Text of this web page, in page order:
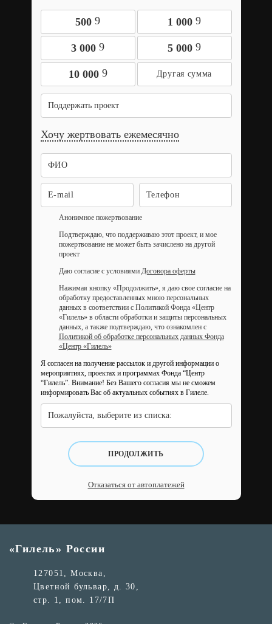
500 9 1 000 9
3 000 9 5 000 9
10 000 9
Поддержать проект
Хочу жертвовать ежемесячно
Анонимное пожертвование
Подтверждаю, что поддерживаю этот проект, и мое
пожертвование не может быть зачислено на другой
проект
Даю согласие с условиями Договора оферты
Нажимая кнопку «Продолжить», я даю свое согласие на
обработку предоставленных мною персональных
данных в соответствии с Политикой Фонда «Центр
«Гилель» в области обработки и защиты персональных
данных, а также подтверждаю, что ознакомлен с
Политикой об обработке персональных данных Фонда
«Центр «Гилель»
Я согласен на получение рассылок и другой информации о
мероприятиях, проектах и программах Фонда “Центр
“Гилель”. Внимание! Без Вашего согласия мы не сможем
информировать Вас об актуальных событиях в Гилеле.
Пожалуйста, выберите из списка:
ПРОДОЛЖИТЬ
Отказаться от автоплатежей
«Гилель» России
127051, Москва,
Цветной бульвар, д. 30,
стр. 1, пом. 17/7П